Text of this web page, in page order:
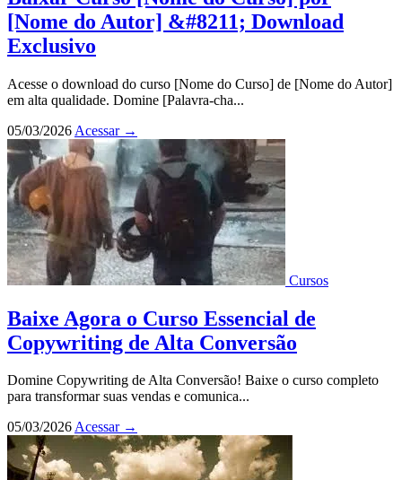
[Nome do Autor] &#8211; Download
Exclusivo
Acesse o download do curso [Nome do Curso] de [Nome do Autor]
em alta qualidade. Domine [Palavra-cha...
05/03/2026 Acessar →
Cursos
Baixe Agora o Curso Essencial de
Copywriting de Alta Conversão
Domine Copywriting de Alta Conversão! Baixe o curso completo
para transformar suas vendas e comunica...
05/03/2026Acessar →